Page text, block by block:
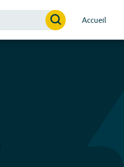
Accueil